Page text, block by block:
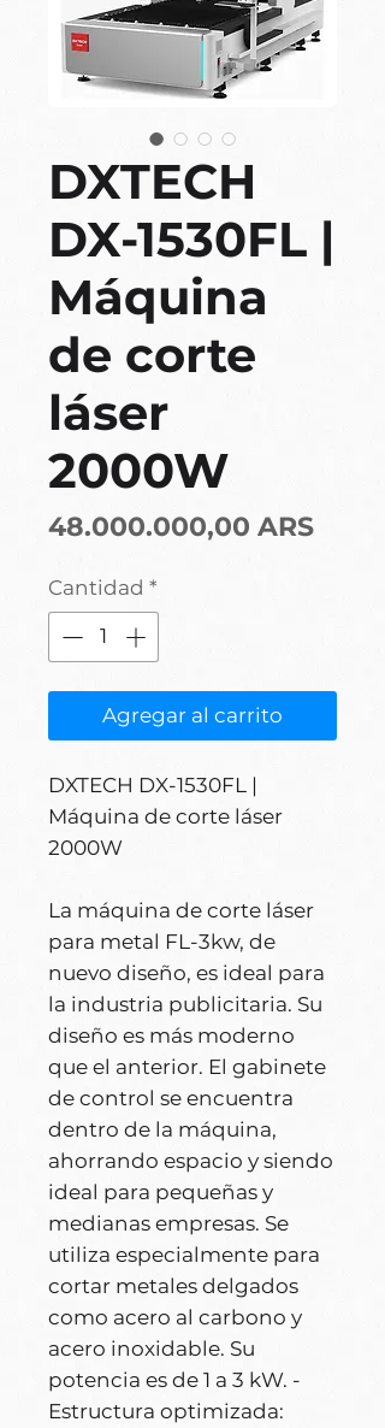
DXTECH
DX-1530FL |
Máquina
de corte
láser
2000W
48.000.000,00 ARSPrecio
Cantidad *
Agregar al carrito
DXTECH DX-1530FL |
Máquina de corte láser
2000W
La máquina de corte láser
para metal FL-3kw, de
nuevo diseño, es ideal para
la industria publicitaria. Su
diseño es más moderno
que el anterior. El gabinete
de control se encuentra
dentro de la máquina,
ahorrando espacio y siendo
ideal para pequeñas y
medianas empresas. Se
utiliza especialmente para
cortar metales delgados
como acero al carbono y
acero inoxidable. Su
potencia es de 1 a 3 kW. -
Estructura optimizada: